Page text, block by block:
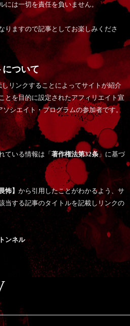
には一切を責任を負いません。
りますので記事としてお楽しみくださ
ついて
しリンクすることによってサイトが紹介
とを目的に設定されたアフィリエイト宣
シエイト・プログラムの参加者です。
ている情報は「 著作権法第32条」に基づ
怖】 から引用したことがわかるよう、サ
当する記事のタイトルを記載しリンクの
ンネル